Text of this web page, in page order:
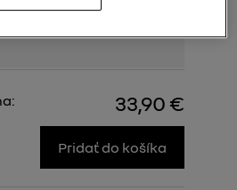
33,90 €
Pridať do košíka